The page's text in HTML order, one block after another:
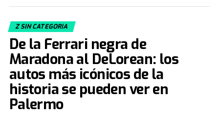
Z SIN CATEGORIA
De la Ferrari negra de
Maradona al DeLorean: los
autos más icónicos de la
historia se pueden ver en
Palermo